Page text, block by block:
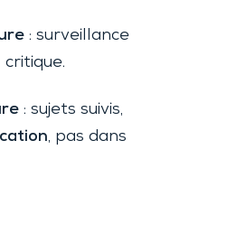
: surveillance
: sujets suivis,
, pas dans